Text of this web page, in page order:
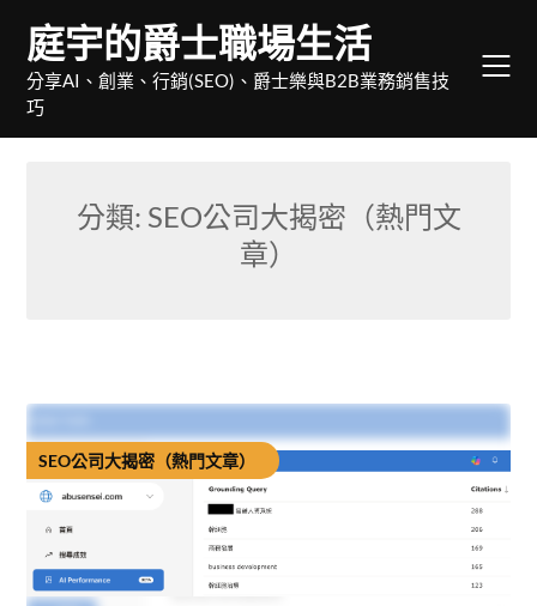
content
庭宇的爵士職場生活
分享AI、創業、行銷(SEO)、爵士樂與B2B業務銷售技
巧
分類: SEO公司大揭密（熱門文
章）
SEO公司大揭密（熱門文章）